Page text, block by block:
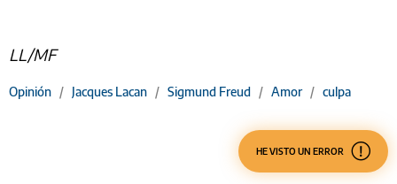
LL/MF
Opinión / Jacques Lacan / Sigmund Freud / Amor / culpa
HE VISTO UN ERROR